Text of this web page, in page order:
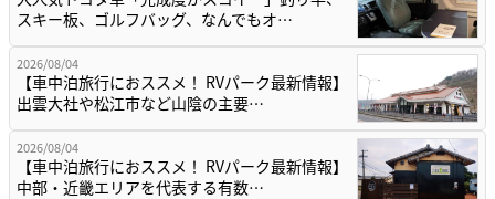
スキー板、ゴルフバッグ、なんでもオ…
2026/08/04
【車中泊旅行におススメ！ RVパーク最新情報】
出雲大社や松江市など山陰の主要…
2026/08/04
【車中泊旅行におススメ！ RVパーク最新情報】
中部・近畿エリアを代表する有数…